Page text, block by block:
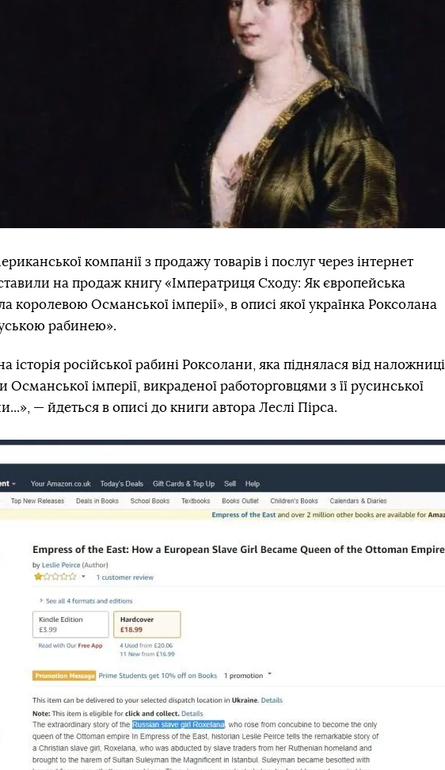
компанії з продажу товарів і послуг через інтернет
на продаж книгу «Імператриця Сходу: Як європейська
королевою Османської імперії», в описі якої українка Роксолана
рабинею».
історія російської рабині Роксолани, яка піднялася від наложниці
Османської імперії, викраденої работорговцями з її русинської
— йдеться в описі до книги автора Леслі Пірса.